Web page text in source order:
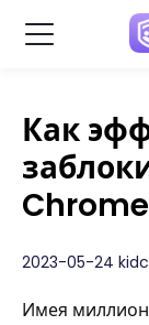
Как
2023-05-24
Имея